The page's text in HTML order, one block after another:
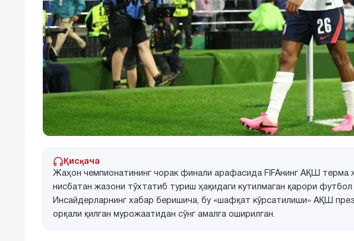
Қисқача
Жаҳон чемпионатининг чорак финали арафасида FIFAнинг АҚШ терма
нисбатан жазони тўхтатиб туриш ҳақидаги кутилмаган қарори
Инсайдерларнинг хабар беришича, бу «шафқат кўрсатилиши» АҚШ
орқали қилган мурожаатидан сўнг амалга оширилган.